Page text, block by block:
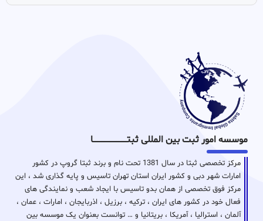
موسسه امور ثبت بین المللی ثبتـــــــــــــــــــــــــــــا
مرکز تخصصی ثبتا در سال 1381 تحت نام و برند ثبتا گروپ در کشور
امارات شهر دبی و کشور ایران استان تهران تاسیس و پایه گذاری شد ، این
مرکز فوق تخصصی از همان بدو تاسیس با ایجاد شعب و نمایندگی های
فعال خود در کشور های ایران ، ترکیه ، برزیل ، اذربایجان ، امارات ، عمان ،
آلمان ، استرالیا ، آمریکا ، بریتانیا و … توانست بعنوان یک موسسه بین